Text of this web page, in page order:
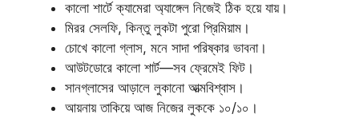
কালো শার্টে ক্যামেরা অ্যাঙ্গেল নিজেই ঠিক হয়ে যায়।
মিরর সেলফি, কিন্তু লুকটা পুরো প্রিমিয়াম।
চোখে কালো গ্লাস, মনে সাদা পরিষ্কার ভাবনা।
আউটডোরে কালো শার্ট—সব ফ্রেমেই ফিট।
সানগ্লাসের আড়ালে লুকানো আত্মবিশ্বাস।
আয়নায় তাকিয়ে আজ নিজের লুককে ১০/১০।